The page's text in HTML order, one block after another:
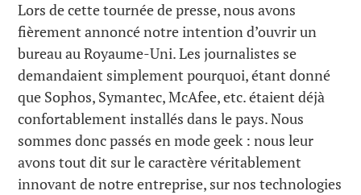
Lors de cette tournée de presse, nous avons
fièrement annoncé notre intention d’ouvrir un
bureau au Royaume-Uni. Les journalistes se
demandaient simplement pourquoi, étant donné
que Sophos, Symantec, McAfee, etc. étaient déjà
confortablement installés dans le pays. Nous
sommes donc passés en mode geek : nous leur
avons tout dit sur le caractère véritablement
innovant de notre entreprise, sur nos technologies